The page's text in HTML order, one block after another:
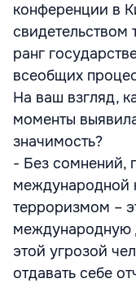
конференции в
свидетельством
ранг
всеобщих
На ваш взгляд,
моменты
значимость?
- Без сомнений,
международной
терроризмом –
международную
этой угрозой
отдавать себе